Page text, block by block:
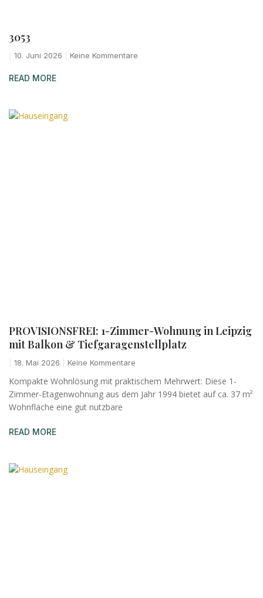
3053
10. Juni 2026 Keine Kommentare
READ MORE
PROVISIONSFREI: 1-Zimmer-Wohnung in Leipzig
mit Balkon & Tiefgaragenstellplatz
18. Mai 2026 Keine Kommentare
Kompakte Wohnlösung mit praktischem Mehrwert: Diese 1-
Zimmer-Etagenwohnung aus dem Jahr 1994 bietet auf ca. 37 m²
Wohnfläche eine gut nutzbare
READ MORE